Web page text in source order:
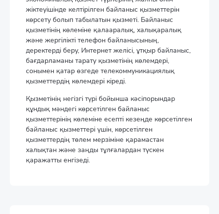
жіктеуішінде келтірілген байланыс қызметтерін
көрсету болып табылатын қызметі. Байланыс
қызметінің көлеміне қалааралық, халықаралық
және жергілікті телефон байланысының,
деректерді беру, Интернет желісі, ұтқыр байланыс,
бағдарламаны тарату қызметінің көлемдері,
сонымен қатар өзгеде телекоммуникациялық
қызметтердің көлемдері кіреді.
Қызметінің негізгі түрі бойынша кәсіпорындар
құндық мәндегі көрсетілген байланыс
қызметтерінің көлеміне есепті кезеңде көрсетілген
байланыс қызметтері үшін, көрсетілген
қызметтердің төлем мерзіміне қарамастан
халықтан және заңды тұлғалардан түскен
қаражатты енгізеді.